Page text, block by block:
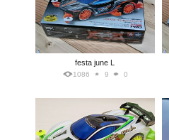
festa june L
1086 9 0